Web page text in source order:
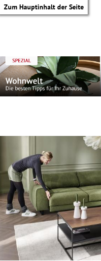
Zum Hauptinhalt der Seite
Untermenü
Untermenü
Untermenü